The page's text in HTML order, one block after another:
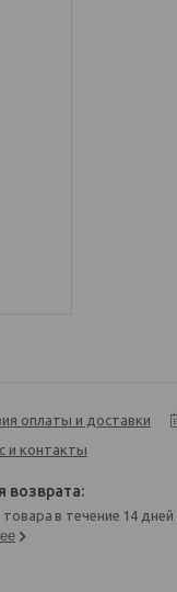
оплаты и доставки
и контакты
товара в течение 14 дней